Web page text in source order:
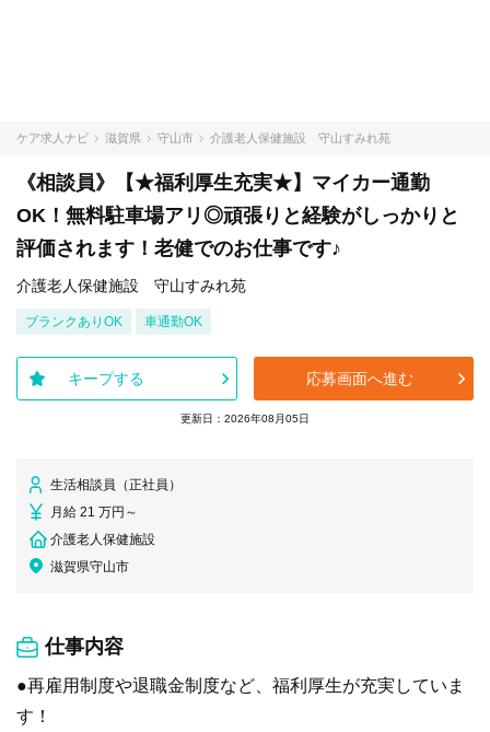
ケア求人ナビ 滋賀県 守山市 介護老人保健施設 守山すみれ苑
《相談員》【★福利厚生充実★】マイカー通勤
OK！無料駐車場アリ◎頑張りと経験がしっかりと
評価されます！老健でのお仕事です♪
介護老人保健施設 守山すみれ苑
ブランクありOK 車通勤OK
キープする 応募画面へ進む
更新日：2026年08月05日
生活相談員（正社員）
月給 21 万円～
介護老人保健施設
滋賀県守山市
仕事内容
●再雇用制度や退職金制度など、福利厚生が充実していま
す！